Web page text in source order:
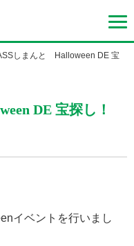
しまんと Halloween DE 宝
DE 宝探し！
イベントを行いまし